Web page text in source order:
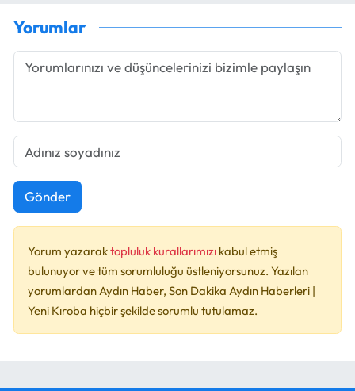
Yorumlar
Gönder
Yorum yazaraktopluluk kurallarımızı kabul etmiş
bulunuyor ve tüm sorumluluğu üstleniyorsunuz. Yazılan
yorumlardan Aydın Haber, Son Dakika Aydın Haberleri |
Yeni Kıroba hiçbir şekilde sorumlu tutulamaz.